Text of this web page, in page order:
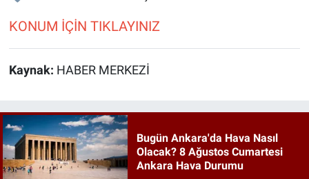
KONUM İÇİN TIKLAYINIZ
Kaynak: HABER MERKEZİ
Bugün Ankara'da Hava Nasıl
Olacak? 8 Ağustos Cumartesi
Ankara Hava Durumu